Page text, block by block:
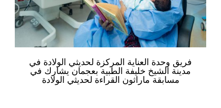
فريق وحدة العناية المركزة لحديثي الولادة في
مدينة الشيخ خليفة الطبية بعجمان يشارك في
مسابقة ماراثون القراءة لحديثي الولادة